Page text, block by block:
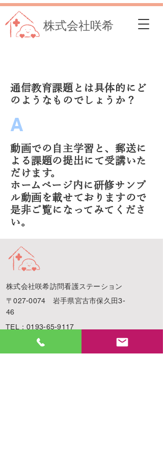
株式会社咲希
通信教育課題とは具体的にど
のようなものでしょうか？
​A
動画での自主学習と、郵送に
よる課題の提出にて受講いた
だけます。
ホームページ内に研修サンプ
ル動画を載せておりますので
是非ご覧になってみてくださ
い。
​株式会社咲希訪問看護ステーション
〒027-0074 岩手県宮古市保久田3-
46
TEL：0193-65-9117
FAX：0193-65-9118